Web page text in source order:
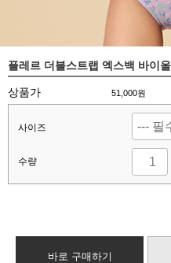
플레르 더블스트랩 엑스백 바이
상품가 51,000원
사이즈
수량
바로 구매하기